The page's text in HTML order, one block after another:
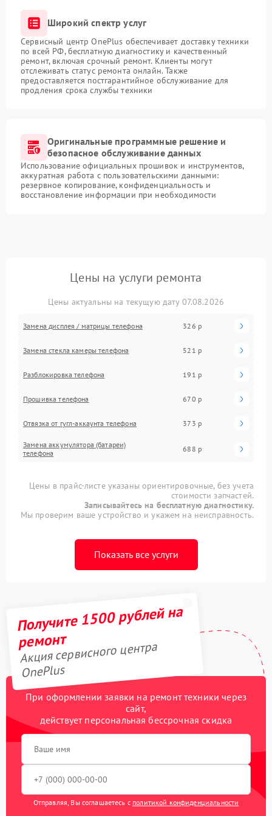
Широкий спектр услуг
Сервисный центр OnePlus обеспечивает доставку техники
по всей РФ, бесплатную диагностику и качественный
ремонт, включая срочный ремонт. Клиенты могут
отслеживать статус ремонта онлайн. Также
предоставляется постгарантийное обслуживание для
продления срока службы техники
Оригинальные программные решение и
безопасное обслуживание данных
Использование официальных прошивок и инструментов,
аккуратная работа с пользовательскими данными:
резервное копирование, конфиденциальность и
восстановление информации при необходимости
Цены на услуги ремонта
Цены актуальны на текущую дату 07.08.2026
Замена дисплея / матрицы телефона 326 р
Замена стекла камеры телефона 521 р
Разблокировка телефона 191 р
Прошивка телефона 670 р
Отвязка от гугл-аккаунта телефона 373 р
Замена аккумулятора (батареи)
телефона
688 р
Цены в прайс-листе указаны ориентировочные, без учета
стоимости запчастей.
Записывайтесь на бесплатную диагностику.
Мы проверим ваше устройство и укажем на неисправность.
Показать все услуги
Получите 1500 рублей на
ремонт
Акция сервисного центра
OnePlus
При оформлении заявки на ремонт техники через
сайт,
действует персональная бессрочная скидка
Отправляя, Вы соглашаетесь с политикой конфиденциальности